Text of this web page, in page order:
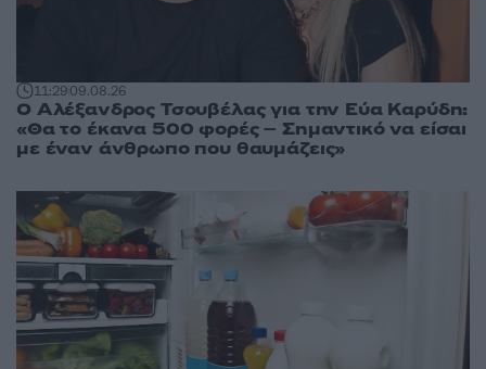
11:2909.08.26
Ο Αλέξανδρος Τσουβέλας για την Εύα Καρύδη:
«Θα το έκανα 500 φορές – Σημαντικό να είσαι
με έναν άνθρωπο που θαυμάζεις»